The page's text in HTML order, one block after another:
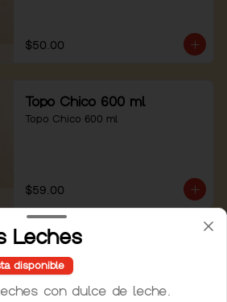
$50.00
Topo Chico 600 ml
Topo Chico 600 ml
$59.00
Leches
disponible
con dulce de leche.